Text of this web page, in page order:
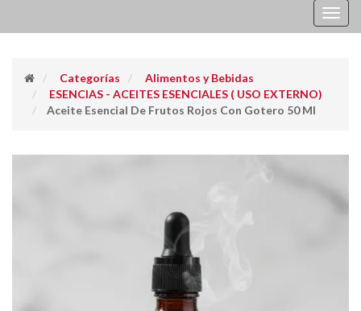
Categorías
Alimentos y Bebidas
ESENCIAS - ACEITES ESENCIALES ( USO EXTERNO)
Aceite Esencial De Frutos Rojos Con Gotero 50 Ml